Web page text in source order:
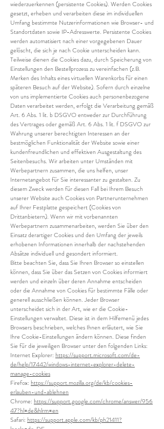
wiederzuerkennen (persistente Cookies). Werden Cookies
gesetzt, erheben und verarbeiten diese im individuellen
Umfang bestimmte Nutzerinformationen wie Browser- und
Standortdaten sowie IP-Adresswerte. Persistente Cookies
werden automatisiert nach einer vorgegebenen Dauer
gelöscht, die sich je nach Cookie unterscheiden kann.
Teilweise dienen die Cookies dazu, durch Speicherung von
Einstellungen den Bestellprozess zu vereinfachen (z.B.
Merken des Inhalts eines virtuellen Warenkorbs für einen
späteren Besuch auf der Website). Sofern durch einzelne
von uns implementierte Cookies auch personenbezogene
Daten verarbeitet werden, erfolgt die Verarbeitung gemäß
Art. 6 Abs. 1 lit. b DSGVO entweder zur Durchführung
des Vertrages oder gemäß Art. 6 Abs. 1 lit. f DSGVO zur
Wahrung unserer berechtigten Interessen an der
bestmöglichen Funktionalität der Website sowie einer
kundenfreundlichen und effektiven Ausgestaltung des
Seitenbesuchs. Wir arbeiten unter Umständen mit
Werbepartnern zusammen, die uns helfen, unser
Internetangebot für Sie interessanter zu gestalten. Zu
diesem Zweck werden für diesen Fall bei Ihrem Besuch
unserer Website auch Cookies von Partnerunternehmen
auf Ihrer Festplatte gespeichert (Cookies von
Drittanbietern). Wenn wir mit vorbenannten
Werbepartnern zusammenarbeiten, werden Sie über den
Einsatz derartiger Cookies und den Umfang der jeweils
erhobenen Informationen innerhalb der nachstehenden
Absätze individuell und gesondert informiert.
Bitte beachten Sie, dass Sie Ihren Browser so einstellen
können, dass Sie über das Setzen von Cookies informiert
werden und einzeln über deren Annahme entscheiden
oder die Annahme von Cookies für bestimmte Fälle oder
generell ausschließen können. Jeder Browser
unterscheidet sich in der Art, wie er die Cookie-
Einstellungen verwaltet. Diese ist in dem Hilfemenü jedes
Browsers beschrieben, welches Ihnen erläutert, wie Sie
Ihre Cookie-Einstellungen ändern können. Diese finden
Sie für die jeweiligen Browser unter den folgenden Links:
Internet Explorer: https://support.microsoft.com/de-
de/help/17442/windows-internet-explorer-delete-
manage-cookies
Firefox: https://support.mozilla.org/de/kb/cookies-
erlauben-und-ablehnen
Chrome: https://support.google.com/chrome/answer/956
47?hl=de&hlrm=en
Safari: https://support.apple.com/kb/ph21411?